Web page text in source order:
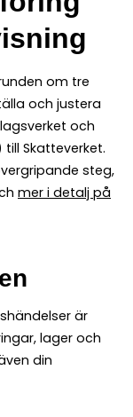
om tre
och justera
och
till Skatteverket.
steg,
mer i detalj på
är
lager och
din